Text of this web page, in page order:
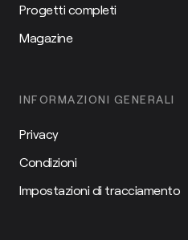
Progetti completi
Magazine
INFORMAZIONI GENERALI
Privacy
Condizioni
Impostazioni di tracciamento